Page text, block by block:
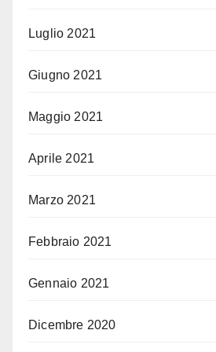
Luglio 2021
Giugno 2021
Maggio 2021
Aprile 2021
Marzo 2021
Febbraio 2021
Gennaio 2021
Dicembre 2020